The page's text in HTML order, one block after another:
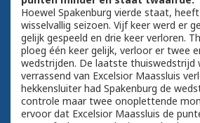
Hoewel Spakenburg vierde staat,
wisselvallig seizoen. Vijf keer werd er
gelijk gespeeld en drie keer verloren.
ploeg één keer gelijk, verloor er twee
wedstrijden. De laatste thuiswedstrijd
verrassend van Excelsior Maassluis
hekkensluiter had Spakenburg de
controle maar twee onoplettende
ervoor dat Excelsior Maassluis de